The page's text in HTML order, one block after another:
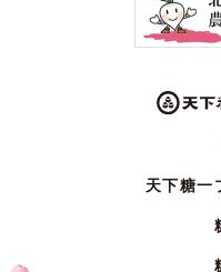
天下糖一